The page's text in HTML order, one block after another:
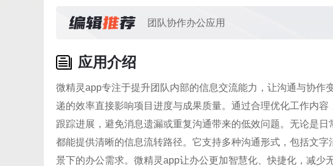
团队协作办公应用
应用介绍
微精灵app专注于提升团队内部的信息交流能力，让沟通与协作
递的效率直接影响项目进度与成果质量。通过合理优化工作内容
跟踪进展，避免消息遗漏或重复沟通带来的低效问题。无论是日
都能提供清晰的信息流转路径。它支持多种沟通形式，包括文
景下的办公需求。微精灵app让办公更加智慧化、快捷化，减少